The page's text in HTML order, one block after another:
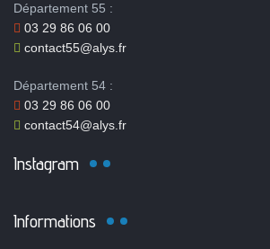
Département 55 :
03 29 86 06 00
contact55@alys.fr
Département 54 :
03 29 86 06 00
contact54@alys.fr
Instagram
Informations